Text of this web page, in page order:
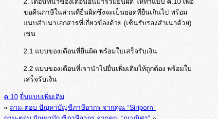
2. เดือนที่นำของเดือนอื่นมารวมยื่นผิด ให้ทำแบบ ค.10 เพื่อ
ขอคืนภาษีในส่วนที่ยื่นผิดซึ่งจะเป็นยอดที่ยื่นเกินไป พร้อม
แนบสำเนาเอกสารที่เกี่ยวข้องด้วย (เซ็นรับรองสำเนาด้วย)
เช่น
2.1 แบบของเดือนที่ยื่นผิด พร้อมใบเสร็จรับเงิน
2.2 แบบของเดือนที่เรานำไปยื่นเพิ่มเติมให้ถูกต้อง พร้อมใบ
เสร็จรับเงิน
ค.10 ยื่นแบบเพิ่มเติม
« ถาม-ตอบ ปัญหาบัญชีภาษีอากร จากคุณ “Siriporn”